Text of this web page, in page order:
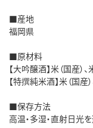
■産地
福岡県
■原材料
【大吟醸酒】米（国産）
【特撰純米酒】米（国産）
■保存方法
高温・多湿・直射日光